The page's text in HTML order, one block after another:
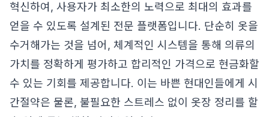
혁신하여, 사용자가 최소한의 노력으로 최대의 효과를
얻을 수 있도록 설계된 전문 플랫폼입니다. 단순히 옷을
수거해가는 것을 넘어, 체계적인 시스템을 통해 의류의
가치를 정확하게 평가하고 합리적인 가격으로 현금화할
수 있는 기회를 제공합니다. 이는 바쁜 현대인들에게 시
간절약은 물론, 불필요한 스트레스 없이 옷장 정리를 할